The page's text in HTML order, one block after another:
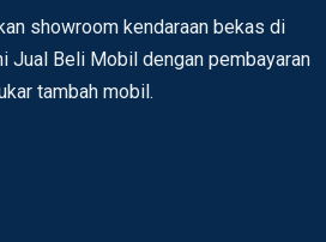
showroom kendaraan bekas di
Jual Beli Mobil dengan pembayaran
tambah mobil.